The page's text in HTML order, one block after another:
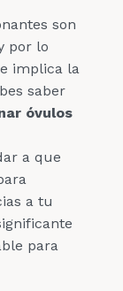
son
por lo
implica la
saber
óvulos
a que
a tu
para